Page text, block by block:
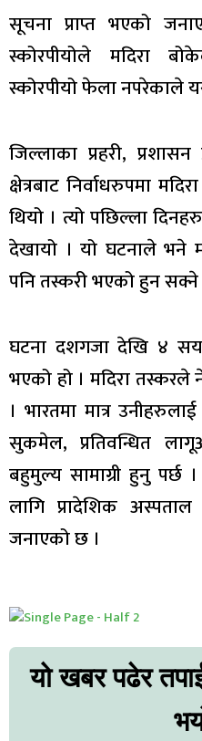
सूचना प्राप्त भएको
स्कोरपीयोले मदिरा
स्कोरपीयो फेला नपरेकाले
जिल्लाका प्रहरी,
क्षेत्रबाट निर्वाधरुपमा
थियो । त्यो पछिल्ला
देखायो । यो घटनाले भने
पनि तस्करी भएको हुन
घटना दशगजा देखि ४ सय
भएको हो । मदिरा तस्करले
। भारतमा मात्र
सुकमेल, प्रतिवन्धित
बहुमुल्य सामाग्री हुनु पर्छ
लागि प्रादेशिक अस्पताल
जनाएको छ ।
यो खबर पढेर